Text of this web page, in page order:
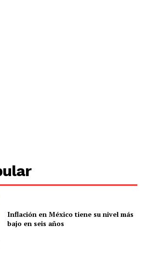
Inflación en México tiene su nivel más
bajo en seis años